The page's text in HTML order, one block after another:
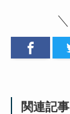
関連記事